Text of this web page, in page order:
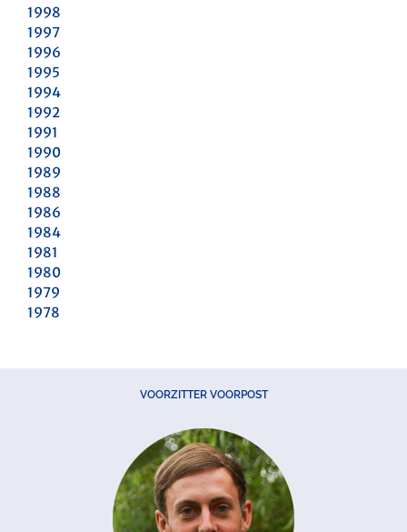
1998
1997
1996
1995
1994
1992
1991
1990
1989
1988
1986
1984
1981
1980
1979
1978
VOORZITTER VOORPOST